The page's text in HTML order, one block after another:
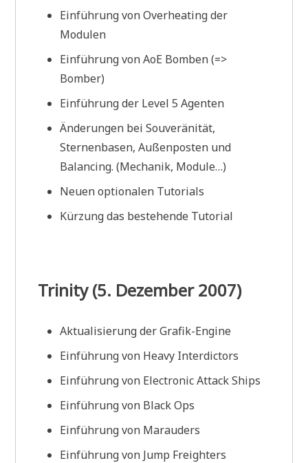
Einführung von Overheating der
Modulen
Einführung von AoE Bomben (=>
Bomber)
Einführung der Level 5 Agenten
Änderungen bei Souveränität,
Sternenbasen, Außenposten und
Balancing. (Mechanik, Module…)
Neuen optionalen Tutorials
Kürzung das bestehende Tutorial
Trinity (5. Dezember 2007)
Aktualisierung der Grafik-Engine
Einführung von Heavy Interdictors
Einführung von Electronic Attack Ships
Einführung von Black Ops
Einführung von Marauders
Einführung von Jump Freighters